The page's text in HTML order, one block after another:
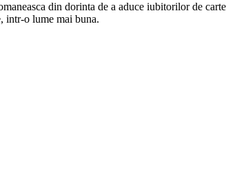
din dorinta de a aduce iubitorilor de
intr-o lume mai buna.